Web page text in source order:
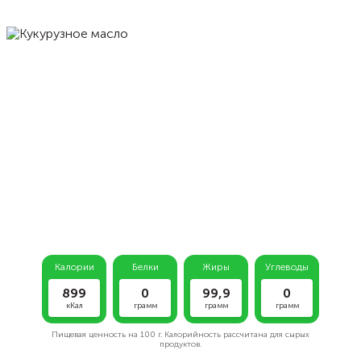
Калории
899
кКал
Белки
0
грамм
Жиры
99,9
грамм
Углеводы
0
грамм
Пищевая ценность на 100 г. Калорийность рассчитана для сырых
продуктов.